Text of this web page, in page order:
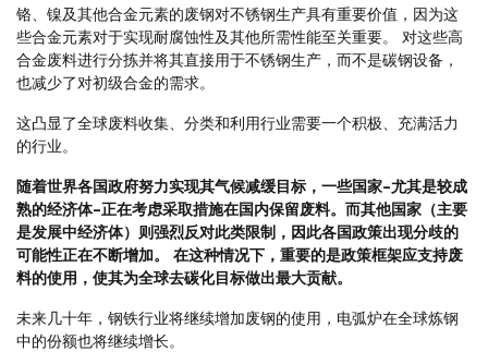
铬、镍及其他合金元素的废钢对不锈钢生产具有重要价值，因为这
些合金元素对于实现耐腐蚀性及其他所需性能至关重要。 对这些高
合金废料进行分拣并将其直接用于不锈钢生产，而不是碳钢设备，
也减少了对初级合金的需求。
这凸显了全球废料收集、分类和利用行业需要一个积极、充满活力
的行业。
随着世界各国政府努力实现其气候减缓目标，一些国家–尤其是较成
熟的经济体–正在考虑采取措施在国内保留废料。而其他国家（主要
是发展中经济体）则强烈反对此类限制，因此各国政策出现分歧的
可能性正在不断增加。 在这种情况下，重要的是政策框架应支持废
料的使用，使其为全球去碳化目标做出最大贡献。
未来几十年，钢铁行业将继续增加废钢的使用，电弧炉在全球炼钢
中的份额也将继续增长。